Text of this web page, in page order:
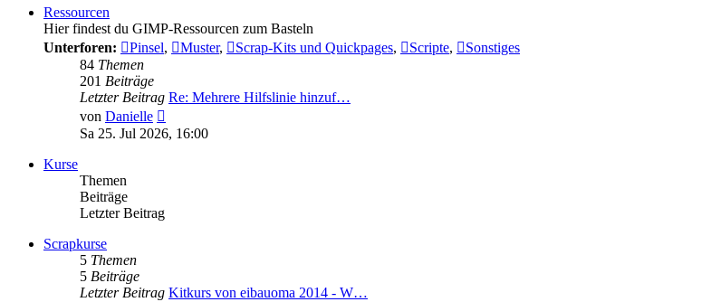
Ressourcen
Hier findest du GIMP-Ressourcen zum Basteln
Unterforen:
Pinsel, Muster, Scrap-Kits und Quickpages, Scripte,
Sonstiges
84 Themen
201 Beiträge
Letzter Beitrag Re: Mehrere Hilfslinie hinzuf…
von Danielle
Beitrag
Sa 25. Jul 2026, 16:00
Kurse
Themen
Beiträge
Letzter Beitrag
Scrapkurse
5 Themen
5 Beiträge
Letzter Beitrag Kitkurs von eibauoma 2014 - W…